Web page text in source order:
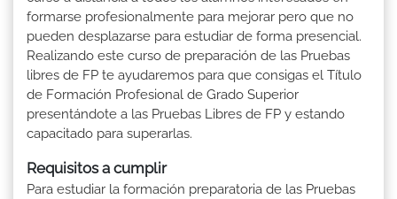
formarse profesionalmente para mejorar pero que no
pueden desplazarse para estudiar de forma presencial.
Realizando este curso de preparación de las Pruebas
libres de FP te ayudaremos para que consigas el Título
de Formación Profesional de Grado Superior
presentándote a las Pruebas Libres de FP y estando
capacitado para superarlas.
Requisitos a cumplir
Para estudiar la formación preparatoria de las Pruebas